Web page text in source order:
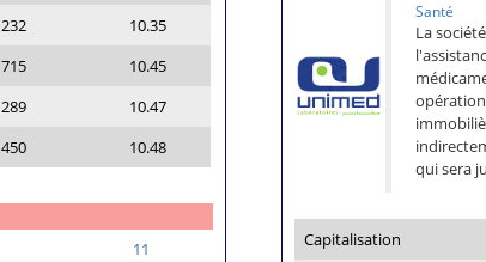
232
10.35
715
10.45
289
10.47
450 10.48
11
Santé
La
qui sera
Capitalisation